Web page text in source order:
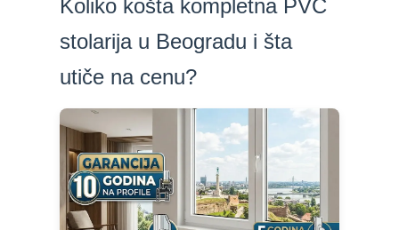
Koliko košta kompletna PVC
stolarija u Beogradu i šta
utiče na cenu?